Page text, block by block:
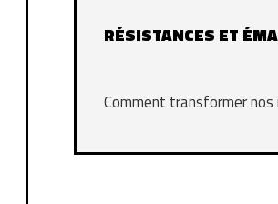
RÉSISTANCES ET
Comment transformer